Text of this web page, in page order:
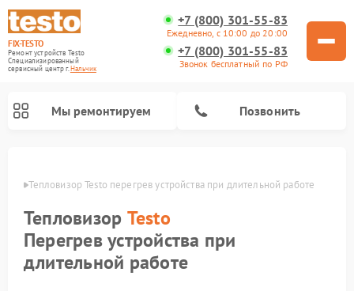
FIX-TESTO
Ремонт устройств Testo
Специализированный
cервисный центр г.Нальчик
+7 (800) 301-55-83
Ежедневно, с 10:00 до 20:00
+7 (800) 301-55-83
Звонок бесплатный по РФ
Мы ремонтируем Позвонить
Тепловизор Testo перегрев устройства при длительной работе
Тепловизор Testo
Перегрев устройства при
длительной работе